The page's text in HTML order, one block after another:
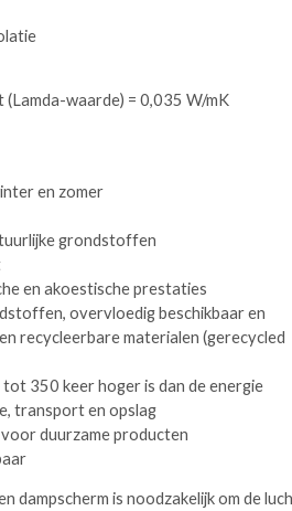
waarde) = 0,035 W/mK
en zomer
grondstoffen
en akoestische prestaties
overvloedig beschikbaar en
recycleerbare materialen (gerecycled
350 keer hoger is dan de energie
transport en opslag
duurzame producten
dampscherm is noodzakelijk om de